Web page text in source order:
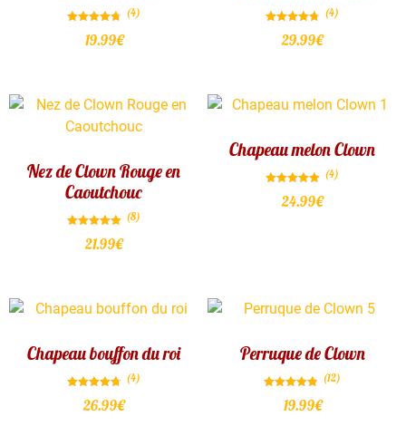
4.75
(4)
19.99€
4.75
(4)
29.99€
Nez de Clown Rouge en
Caoutchouc
5.00
(8)
21.99€
Chapeau melon Clown
5.00
(4)
24.99€
Chapeau bouffon du roi
4.75
(4)
26.99€
Perruque de Clown
4.83
(12)
19.99€